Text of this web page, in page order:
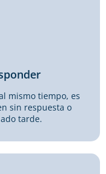
mismo tiempo, es
sin respuesta o
tarde.